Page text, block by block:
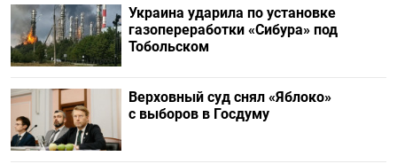
Украина ударила по установке
газопереработки «Сибура» под
Тобольском
Верховный суд снял «Яблоко»
с выборов в Госдуму